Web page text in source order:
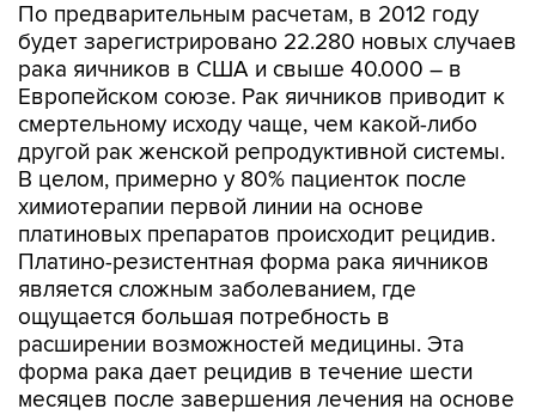
По предварительным расчетам, в 2012 году
будет зарегистрировано 22.280 новых случаев
рака яичников в США и свыше 40.000 – в
Европейском союзе. Рак яичников приводит к
смертельному исходу чаще, чем какой-либо
другой рак женской репродуктивной системы.
В целом, примерно у 80% пациенток после
химиотерапии первой линии на основе
платиновых препаратов происходит рецидив.
Платино-резистентная форма рака яичников
является сложным заболеванием, где
ощущается большая потребность в
расширении возможностей медицины. Эта
форма рака дает рецидив в течение шести
месяцев после завершения лечения на основе